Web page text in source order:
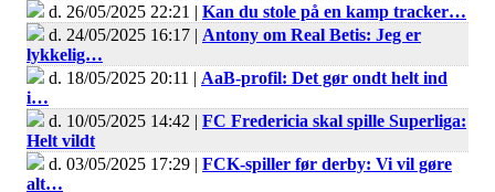
d. 26/05/2025 22:21 | Kan du stole på en kamp tracker…
d. 24/05/2025 16:17 | Antony om Real Betis: Jeg er
lykkelig…
d. 18/05/2025 20:11 | AaB-profil: Det gør ondt helt ind
i…
d. 10/05/2025 14:42 | FC Fredericia skal spille Superliga:
Helt vildt
d. 03/05/2025 17:29 | FCK-spiller før derby: Vi vil gøre
alt…